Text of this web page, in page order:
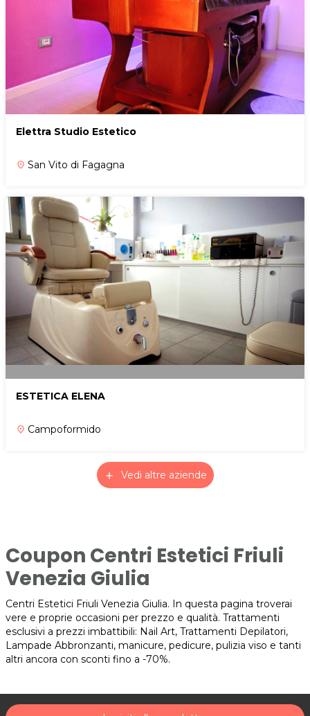
Elettra Studio Estetico
place San Vito di Fagagna
ESTETICA ELENA
place Campoformido
add Vedi altre aziende
Coupon Centri Estetici Friuli
Venezia Giulia
Centri Estetici Friuli Venezia Giulia. In questa pagina troverai
vere e proprie occasioni per prezzo e qualità. Trattamenti
esclusivi a prezzi imbattibili: Nail Art, Trattamenti Depilatori,
Lampade Abbronzanti, manicure, pedicure, pulizia viso e tanti
altri ancora con sconti fino a -70%.